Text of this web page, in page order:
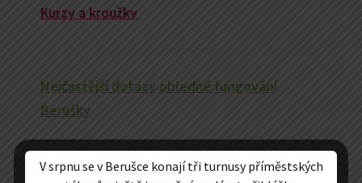
Kurzy a kroužky
Nejčastější dotazy ohledně fungování
Berušky
V srpnu se v Berušce konají tři turnusy příměstských